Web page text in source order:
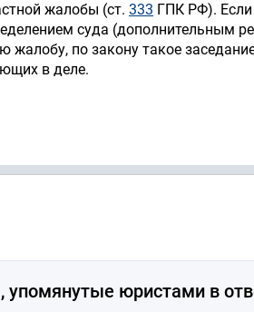
жалобы (ст. 333 ГПК РФ). Если
суда (дополнительным
жалобу, по закону такое
в деле.
упомянутые юристами в